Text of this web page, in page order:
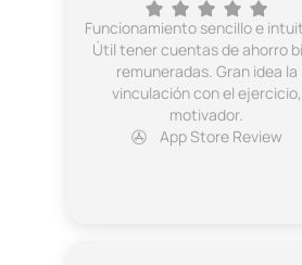
Funcionamiento sencillo e
Útil tener cuentas de ahorro
remuneradas. Gran idea la
vinculación con el ejercicio,
motivador.
App Store Review